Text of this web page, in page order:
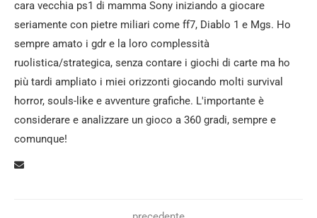
cara vecchia ps1 di mamma Sony iniziando a giocare
seriamente con pietre miliari come ff7, Diablo 1 e Mgs. Ho
sempre amato i gdr e la loro complessità
ruolistica/strategica, senza contare i giochi di carte ma ho
più tardi ampliato i miei orizzonti giocando molti survival
horror, souls-like e avventure grafiche. L'importante è
considerare e analizzare un gioco a 360 gradi, sempre e
comunque!